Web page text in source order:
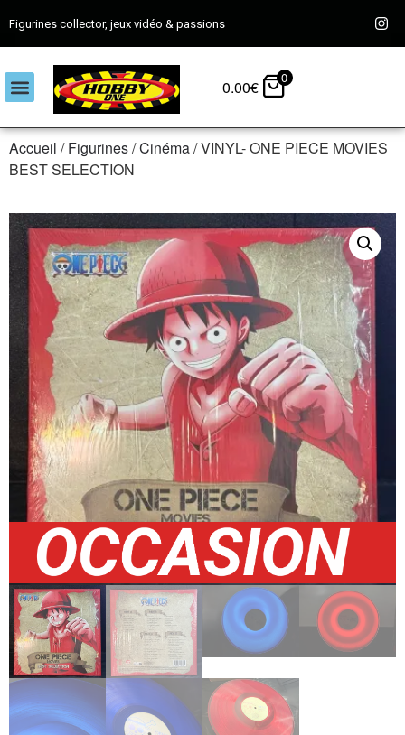
Figurines collector, jeux vidéo & passions
0.00€ 0
Accueil /Figurines/Cinéma/ VINYL- ONE PIECE MOVIES
BEST SELECTION